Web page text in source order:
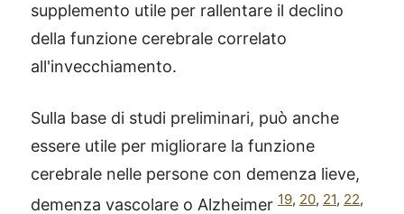
supplemento utile per rallentare il declino
della funzione cerebrale correlato
all'invecchiamento.
Sulla base di studi preliminari, può anche
essere utile per migliorare la funzione
cerebrale nelle persone con demenza lieve,
demenza vascolare o Alzheimer 19, 20, 21, 22,